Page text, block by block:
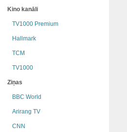
Kino kanāli
TV1000 Premium
Hallmark
TCM
TV1000
Ziņas
BBC World
Arirang TV
CNN